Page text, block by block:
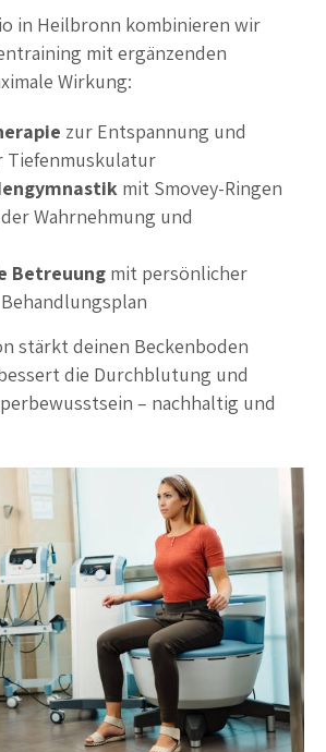
in Heilbronn kombinieren wir
mit ergänzenden
Wirkung:
zur Entspannung und
Tiefenmuskulatur
mit Smovey-Ringen
Wahrnehmung und
Betreuungmit persönlicher
stärkt deinen Beckenboden
die Durchblutung und
– nachhaltig und